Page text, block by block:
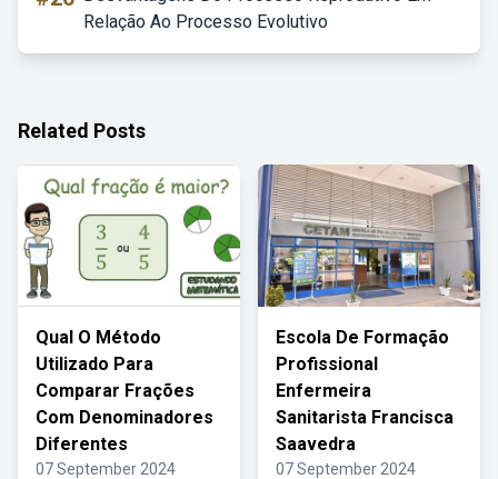
Relação Ao Processo Evolutivo
Related Posts
Qual O Método
Utilizado Para
Comparar Frações
Com Denominadores
Diferentes
07 September 2024
Escola De Formação
Profissional
Enfermeira
Sanitarista Francisca
Saavedra
07 September 2024